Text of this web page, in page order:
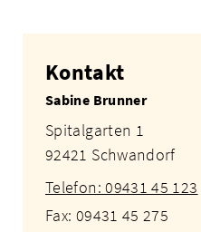
Kontakt
Sabine Brunner
Spitalgarten 1
92421 Schwandorf
Telefon: 09431 45 123
Fax: 09431 45 275